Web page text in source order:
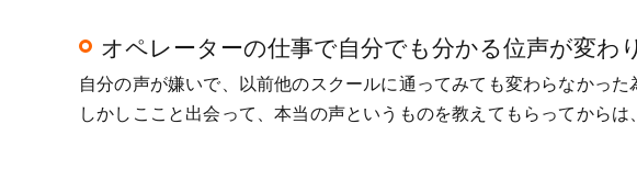
オペレーターの仕事で自分でも分かる位声が変わ
自分の声が嫌いで、以前他のスクールに通ってみても変わらなかった
しかしここと出会って、本当の声というものを教えてもらってから